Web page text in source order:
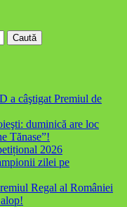
a câştigat Premiul de
duminică are loc
Tănase”!
2026
zilei pe
Regal al României